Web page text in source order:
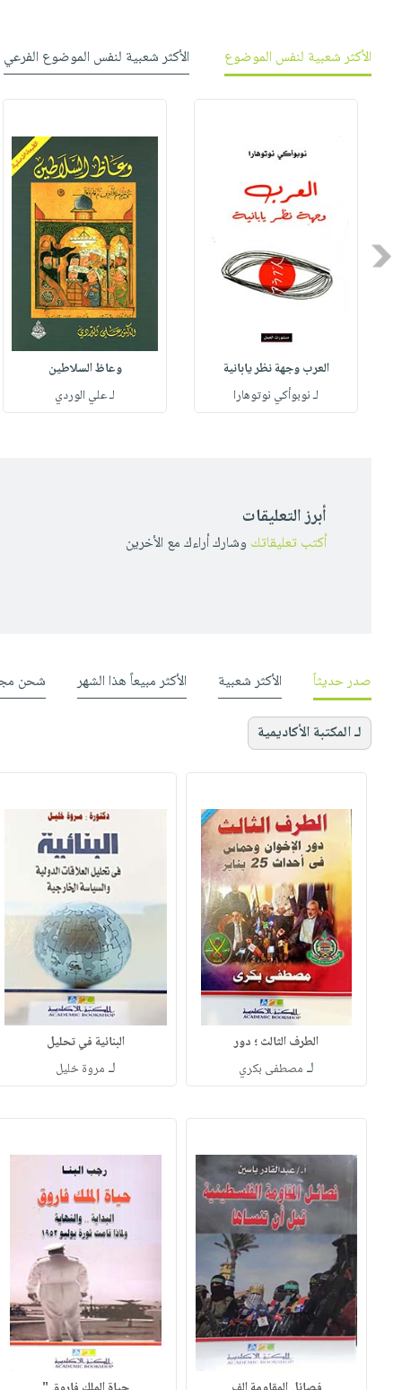
الأكثر شعبية لنفس الموضوع الأكثر شعبية لنفس الموضوع الفرعي
Previous
العرب وجهة نظر يابانية
لـ نوبوأكي نوتوهارا
وعاظ السلاطين
لـ علي الوردي
أبرز التعليقات
أكتب تعليقاتك وشارك أراءك مع الأخرين
صدر حديثاً الأكثر شعبية الأكثر مبيعاً هذا الشهر شحن
لـ المكتبة الأكاديمية
الطرف الثالث ؛ دور
لـ مصطفى بكري
البنائية في تحليل
لـ مروة خليل